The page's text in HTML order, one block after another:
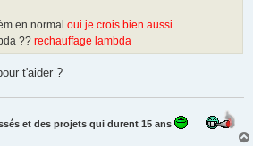
en normal oui je crois bien aussi
?? rechauffage lambda
t'aider ?
et des projets qui durent 15 ans